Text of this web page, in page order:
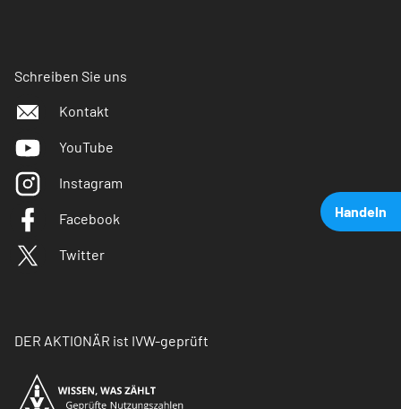
Handeln
Schreiben Sie uns
Kontakt
YouTube
Instagram
Facebook
Twitter
DER AKTIONÄR ist IVW-geprüft